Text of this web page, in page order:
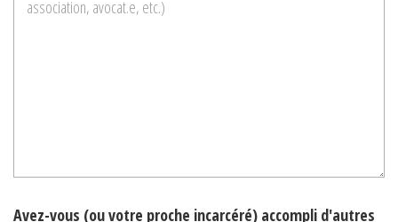
Avez-vous (ou votre proche incarcéré) accompli d'autres